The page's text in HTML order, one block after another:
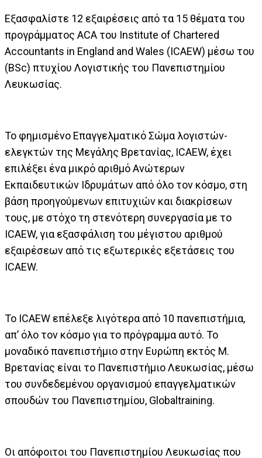
Εξασφαλίστε 12 εξαιρέσεις από τα 15 θέματα του
προγράμματος ACA του Institute of Chartered
Accountants in England and Wales (ICAEW) μέσω του
(BSc) πτυχίου Λογιστικής του Πανεπιστημίου
Λευκωσίας.
Το φημισμένο Επαγγελματικό Σώμα λογιστών-
ελεγκτών της Μεγάλης Βρετανίας, ICAEW, έχει
επιλέξει ένα μικρό αριθμό Ανώτερων
Εκπαιδευτικών Ιδρυμάτων από όλο τον κόσμο, στη
βάση προηγούμενων επιτυχιών και διακρίσεων
τους, με στόχο τη στενότερη συνεργασία με το
ICAEW, για εξασφάλιση του μέγιστου αριθμού
εξαιρέσεων από τις εξωτερικές εξετάσεις του
ICAEW.
Το ICAEW επέλεξε λιγότερα από 10 πανεπιστήμια,
απ’ όλο τον κόσμο για το πρόγραμμα αυτό. Το
μοναδικό πανεπιστήμιο στην Ευρώπη εκτός Μ.
Βρετανίας είναι το Πανεπιστήμιο Λευκωσίας, μέσω
του συνδεδεμένου οργανισμού επαγγελματικών
σπουδών του Πανεπιστημίου, Globaltraining.
Οι απόφοιτοι του Πανεπιστημίου Λευκωσίας που